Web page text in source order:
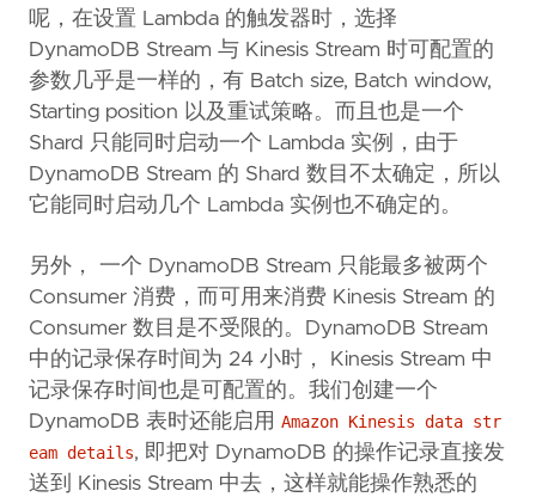
呢，在设置 Lambda 的触发器时，选择
DynamoDB Stream 与 Kinesis Stream 时可配置的
参数几乎是一样的，有 Batch size, Batch window,
Starting position 以及重试策略。而且也是一个
Shard 只能同时启动一个 Lambda 实例，由于
DynamoDB Stream 的 Shard 数目不太确定，所以
它能同时启动几个 Lambda 实例也不确定的。
另外， 一个 DynamoDB Stream 只能最多被两个
Consumer 消费，而可用来消费 Kinesis Stream 的
Consumer 数目是不受限的。DynamoDB Stream
中的记录保存时间为 24 小时， Kinesis Stream 中
记录保存时间也是可配置的。我们创建一个
DynamoDB 表时还能启用 Amazon Kinesis data str
eam details, 即把对 DynamoDB 的操作记录直接发
送到 Kinesis Stream 中去，这样就能操作熟悉的